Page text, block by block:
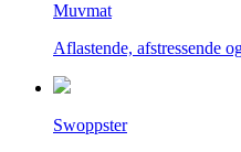
Muvmat
Aflastende, afstressende
Swoppster